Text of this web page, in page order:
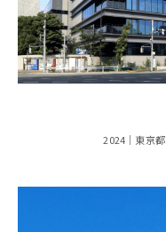
2024 東京都